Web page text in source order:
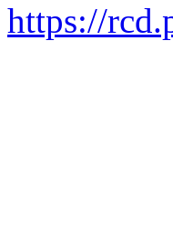
https://